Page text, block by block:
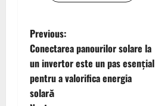
P
o
s
Previous:
Conectarea panourilor solare la
un invertor este un pas esențial
pentru a valorifica energia
solară